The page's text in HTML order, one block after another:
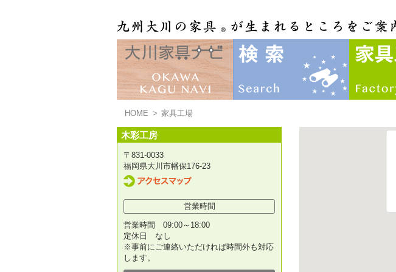
HOME > 家具工場
木彩工房
〒831-0033
福岡県大川市幡保176-23
営業時間
営業時間 09:00～18:00
定休日 なし
※事前にご連絡いただければ時間外も対応
します。